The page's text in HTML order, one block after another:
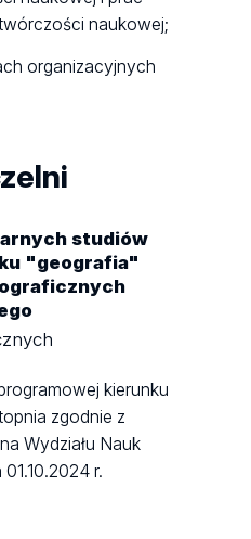
naukowej;
organizacyjnych
studiów
"geografia"
kierunku
zgodnie z
Wydziału Nauk
r.